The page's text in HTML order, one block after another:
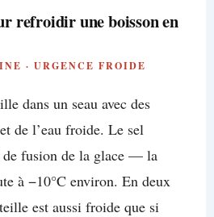
refroidir une boisson en
· URGENCE FROIDE
dans un seau avec des
de l’eau froide. Le sel
de fusion de la glace — la
à −10°C environ. En deux
est aussi froide que si